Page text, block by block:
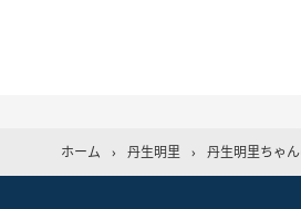
ホーム › 丹生明里 › 丹生明里ちゃ